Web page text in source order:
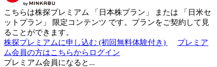
こちらは株探プレミアム 「 日本株プラン 」 または 「 日米セ
ットプラン 」 限定コンテンツ です。プランをご契約して見
ることができます。
株探プレミアムに申し込む (初回無料体験付き)
プレミア
ム会員の方はこちらからログイン
プレミアム会員になると...